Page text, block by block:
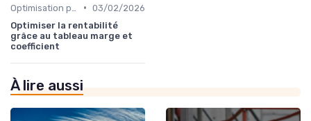
• 03/02/2026
Optimiser la rentabilité
grâce au tableau marge et
coefficient
À lire aussi